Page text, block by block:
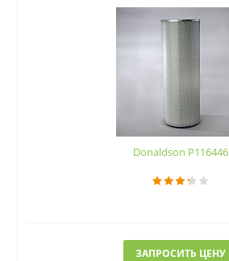
Donaldson P116446
ЗАПРОСИТЬ ЦЕНУ